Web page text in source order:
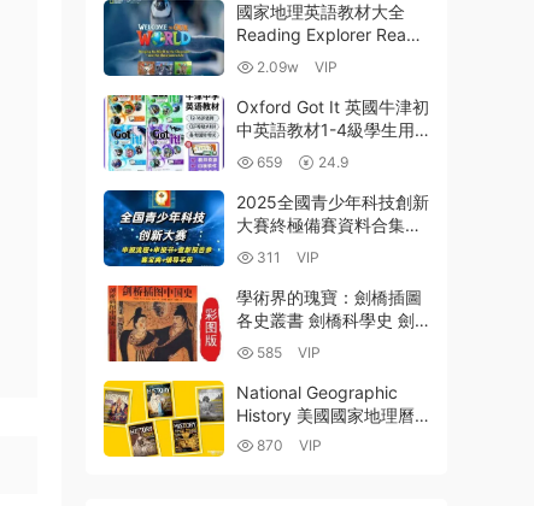
國家地理英語教材大全
Reading Explorer Reach
Higher Time Zones
World English Great
Writing Keynote 百度網
盤下載
2.09w VIP
Oxford Got It 英國牛津初
中英語教材1-4級學生用
書+練習冊+全套測試+音
頻 PDF+MP3 百度雲網盤
下載
659 24.9
2025全國青少年科技創新
大賽終極備賽資料合集
PDF電子版申報書+參賽
寶典+論文寫作指導+曆屆
作品集百度網盤下載
311 VIP
學術界的瑰寶：劍橋插圖
各史叢書 劍橋科學史 劍
橋世界近代史 劍橋中國史
劍橋拉丁美洲史 55本中
文PDF 百度網盤
585 VIP
National Geographic
History 美國國家地理曆
史雜志2023年全年1-12月
870 VIP